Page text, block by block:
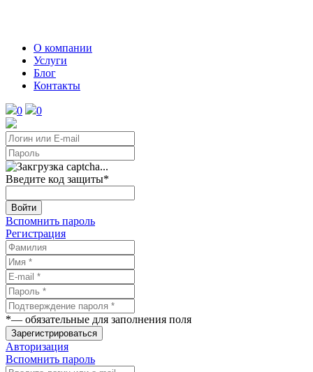
О компании
Услуги
Блог
Контакты
0 0
Введите код защиты*
Войти
Вспомнить пароль
Регистрация
*— обязательные для заполнения поля
Зарегистрироваться
Авторизация
Вспомнить пароль